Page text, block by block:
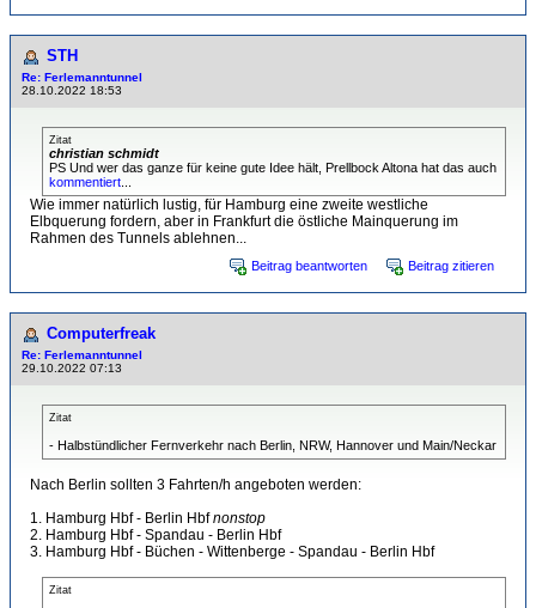
STH
Re: Ferlemanntunnel
28.10.2022 18:53
Zitat
christian schmidt
PS Und wer das ganze für keine gute Idee hält, Prellbock Altona hat das auch
kommentiert
Wie immer natürlich lustig, für Hamburg eine zweite westliche
Elbquerung fordern, aber in Frankfurt die östliche Mainquerung im
Rahmen des Tunnels ablehnen...
Beitrag beantworten Beitrag zitieren
Computerfreak
Re: Ferlemanntunnel
29.10.2022 07:13
Zitat
- Halbstündlicher Fernverkehr nach Berlin, NRW, Hannover und Main/Neckar
Nach Berlin sollten 3 Fahrten/h angeboten werden:
1. Hamburg Hbf - Berlin Hbfnonstop
2. Hamburg Hbf - Spandau - Berlin Hbf
3. Hamburg Hbf - Büchen - Wittenberge - Spandau - Berlin Hbf
Zitat